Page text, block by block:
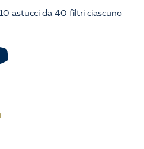
astucci da 40 filtri ciascuno